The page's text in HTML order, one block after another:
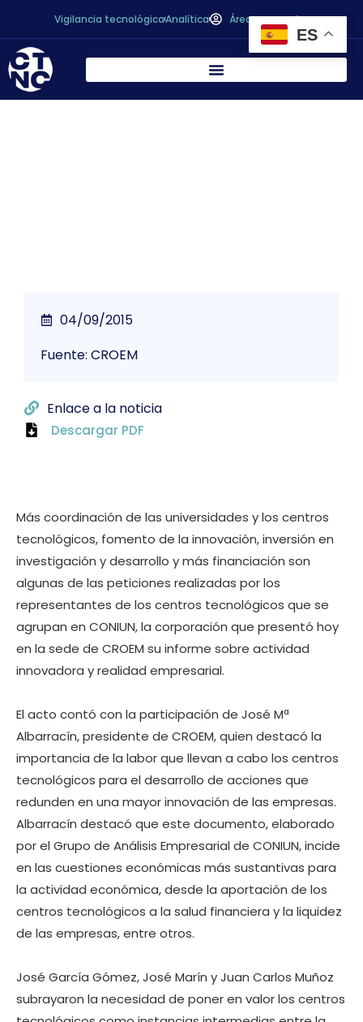
Vigilancia tecnológicaAnalítica Área personal
Más coordinación de las universidades y los centros
tecnológicos, fomento de la innovación, inversión en
investigación y desarrollo y más financiación son
algunas de las peticiones realizadas por los
representantes de los centros tecnológicos que se
agrupan en CONIUN, la corporación que presentó hoy
en la sede de CROEM su informe sobre actividad
innovadora y realidad empresarial.
El acto contó con la participación de José Mª
Albarracín, presidente de CROEM, quien destacó la
importancia de la labor que llevan a cabo los centros
tecnológicos para el desarrollo de acciones que
redunden en una mayor innovación de las empresas.
Albarracín destacó que este documento, elaborado
por el Grupo de Análisis Empresarial de CONIUN, incide
en las cuestiones económicas más sustantivas para
la actividad económica, desde la aportación de los
centros tecnológicos a la salud financiera y la liquidez
de las empresas, entre otros.
José García Gómez, José Marín y Juan Carlos Muñoz
subrayaron la necesidad de poner en valor los centros
04/09/2015
Fuente: CROEM
Enlace a la noticia
Descargar PDF
ES